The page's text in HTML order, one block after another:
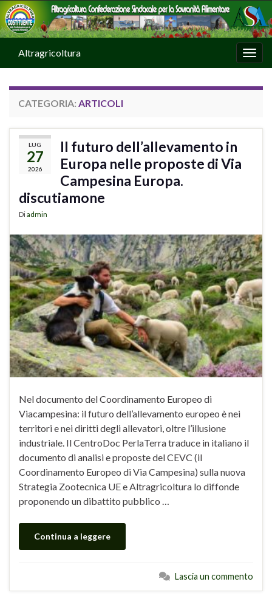
Altragricoltura
CATEGORIA: ARTICOLI
LUG
27
2026
Il futuro dell’allevamento in
Europa nelle proposte di Via
Campesina Europa.
discutiamone
Diadmin
Nel documento del Coordinamento Europeo di
Viacampesina: il futuro dell’allevamento europeo è nei
territori e nei diritti degli allevatori, oltre l’illusione
industriale. Il CentroDoc PerlaTerra traduce in italiano il
documento di analisi e proposte del CEVC (il
Coordinamento Europeo di Via Campesina) sulla nuova
Strategia Zootecnica UE e Altragricoltura lo diffonde
proponendo un dibattito pubblico …
Continua a leggere
Lascia un commento